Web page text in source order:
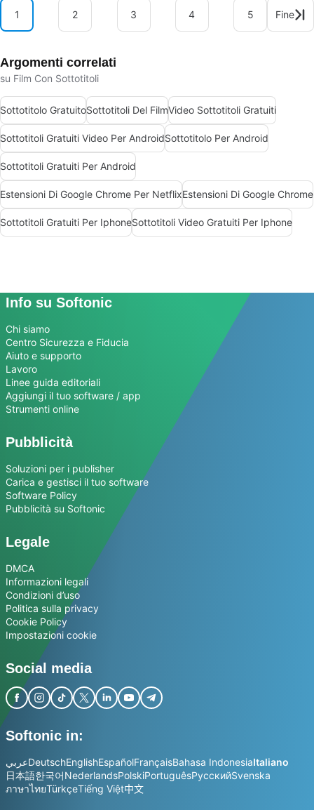
1 2 3 4 5 Fine
Argomenti correlati
su Film Con Sottotitoli
Sottotitolo GratuitoSottotitoli Del FilmVideo Sottotitoli Gratuiti
Sottotitoli Gratuiti Video Per AndroidSottotitolo Per Android
Sottotitoli Gratuiti Per Android
Estensioni Di Google Chrome Per NetflixEstensioni Di Google Chrome
Sottotitoli Gratuiti Per IphoneSottotitoli Video Gratuiti Per Iphone
Info su Softonic
Chi siamo
Centro Sicurezza e Fiducia
Aiuto e supporto
Lavoro
Linee guida editoriali
Aggiungi il tuo software / app
Strumenti online
Pubblicità
Soluzioni per i publisher
Carica e gestisci il tuo software
Software Policy
Pubblicità su Softonic
Legale
DMCA
Informazioni legali
Condizioni d’uso
Politica sulla privacy
Cookie Policy
Impostazioni cookie
Social media
Softonic in:
عربيDeutschEnglishEspañolFrançaisBahasa IndonesiaItaliano
日本語한국어NederlandsPolskiPortuguêsРусскийSvenska
ภาษาไทยTürkçeTiếng Việt中文